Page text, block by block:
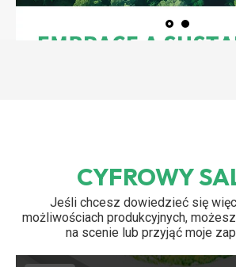
CYFROWY
Jeśli chcesz dowiedzieć się
możliwościach produkcyjnych,
na scenie lub przyjąć moje